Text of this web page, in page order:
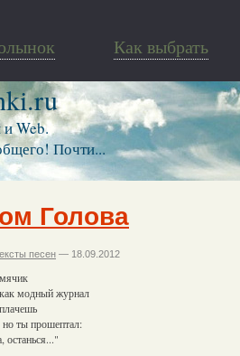
Как выбрать
Web.
Почти...
Голова
песен — 18.09.2012
модный журнал
но ты прошептал:
останься..."